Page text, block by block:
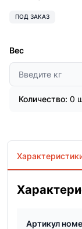
ПОД ЗАКАЗ
Вес
Количество: 0
Артикул